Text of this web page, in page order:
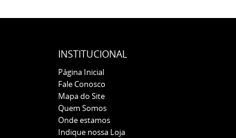
INSTITUCIONAL
Página Inicial
Fale Conosco
Mapa do Site
Quem Somos
Onde estamos
Indique nossa Loja